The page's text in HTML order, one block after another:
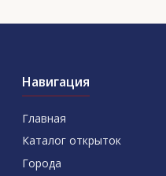
Навигация
Главная
Каталог открыток
Города